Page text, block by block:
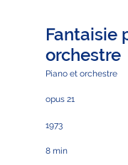
Fantaisie
orchestre
Piano et orchestre
opus 21
1973
8 min